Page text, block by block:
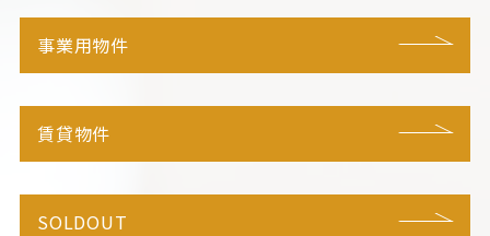
事業用物件
賃貸物件
SOLDOUT